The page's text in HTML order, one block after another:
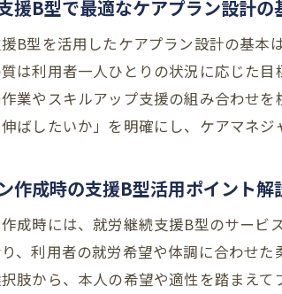
援B型で最適なケアプラン設計の
B型を活用したケアプラン設計の基本
は利用者一人ひとりの状況に応じた
業やスキルアップ支援の組み合わせ
ばしたいか」を明確にし、ケアマネ
作成時の支援B型活用ポイント解
成時には、就労継続支援B型のサービ
、利用者の就労希望や体調に合わせ
肢から、本人の希望や適性を踏まえ